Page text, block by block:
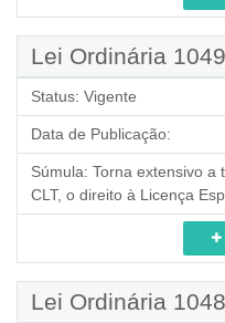
Lei Ordinária
Status: Vigente
Data de Publicação:
Súmula: Torna extensivo a
CLT, o direito à Licença
Lei Ordinária